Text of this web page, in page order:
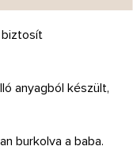
biztosít
anyagból készült,
burkolva a baba.